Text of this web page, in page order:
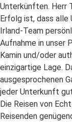
Unterkünften. Herr
Erfolg ist, dass
Irland-Team
Aufnahme in unser
Kamin und/oder
einzigartige Lage.
ausgesprochenen
jeder Unterkunft
Die Reisen von
Reisenden